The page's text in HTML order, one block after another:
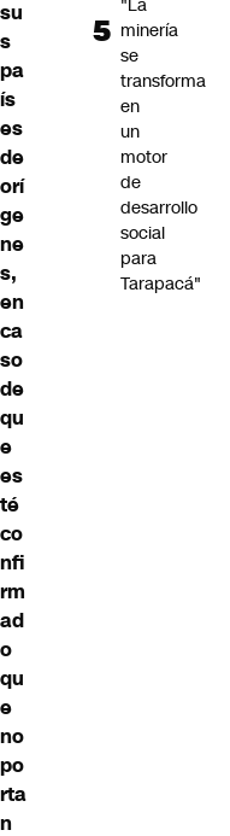
su
s
pa
ís
es
de
orí
ge
ne
s,
en
ca
so
de
qu
e
es
té
co
nfi
rm
ad
o
qu
e
no
po
rta
n
"La
minería
se
transforma
en
un
motor
de
desarrollo
social
para
Tarapacá"